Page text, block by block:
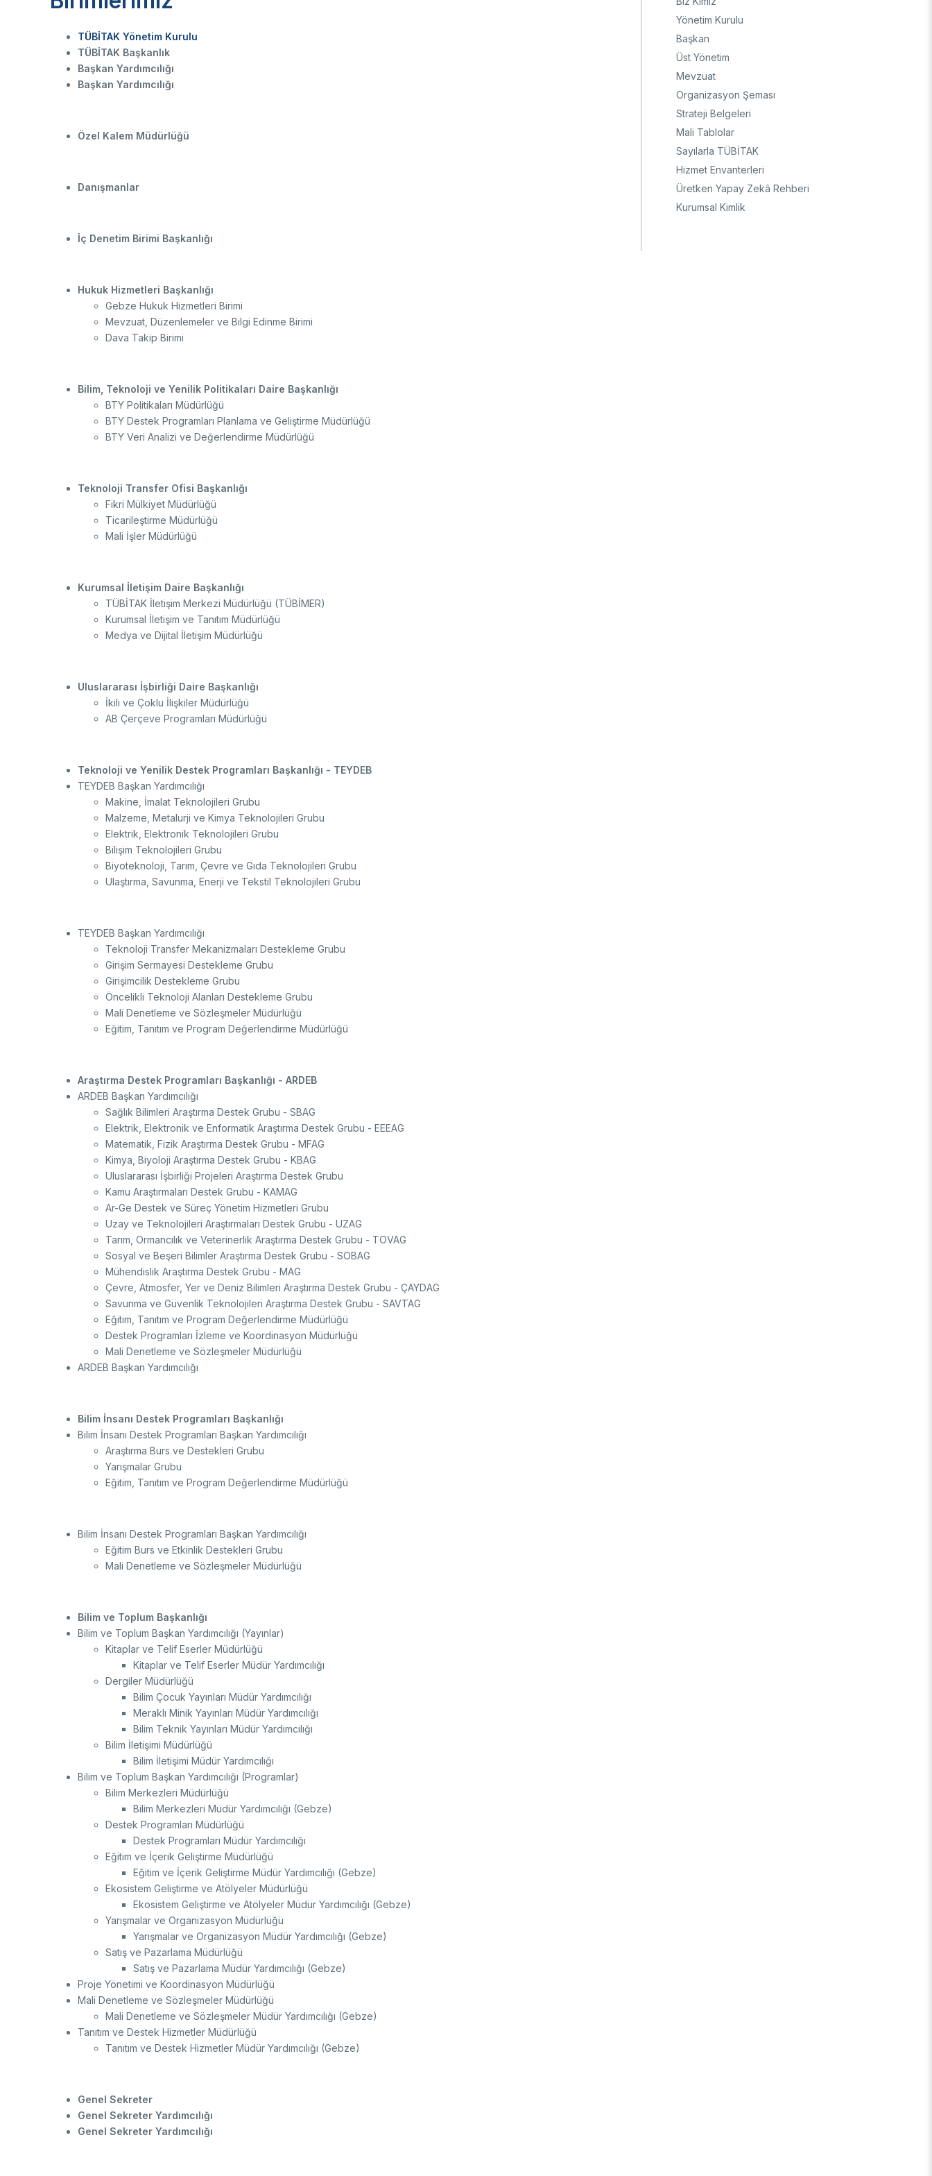
Ulusal Metroloji Enstitüsü (UME)
Uzay Teknolojileri Araştırma Enstitüsü
(UZAY)
Kutup Araştırmaları Enstitüsü (KARE)
KVKK Aydınlatma metni
TÜBİTAK Yönetim Kurulu
TÜBİTAK Başkanlık
Başkan Yardımcılığı
Başkan Yardımcılığı
Özel Kalem Müdürlüğü
Danışmanlar
İç Denetim Birimi Başkanlığı
Hukuk Hizmetleri Başkanlığı
Gebze Hukuk Hizmetleri Birimi
Mevzuat, Düzenlemeler ve Bilgi Edinme Birimi
Dava Takip Birimi
Bilim, Teknoloji ve Yenilik Politikaları Daire Başkanlığı
BTY Politikaları Müdürlüğü
BTY Destek Programları Planlama ve Geliştirme Müdürlüğü
BTY Veri Analizi ve Değerlendirme Müdürlüğü
Teknoloji Transfer Ofisi Başkanlığı
Fikri Mülkiyet Müdürlüğü
Ticarileştirme Müdürlüğü
Mali İşler Müdürlüğü
Kurumsal İletişim Daire Başkanlığı
TÜBİTAK İletişim Merkezi Müdürlüğü (TÜBİMER)
Kurumsal İletişim ve Tanıtım Müdürlüğü
Medya ve Dijital İletişim Müdürlüğü
Uluslararası İşbirliği Daire Başkanlığı
İkili ve Çoklu İlişkiler Müdürlüğü
AB Çerçeve Programları Müdürlüğü
Teknoloji ve Yenilik Destek Programları Başkanlığı - TEYDEB
TEYDEB Başkan Yardımcılığı
Makine, İmalat Teknolojileri Grubu
Malzeme, Metalurji ve Kimya Teknolojileri Grubu
Elektrik, Elektronik Teknolojileri Grubu
Bilişim Teknolojileri Grubu
Biyoteknoloji, Tarım, Çevre ve Gıda Teknolojileri Grubu
Ulaştırma, Savunma, Enerji ve Tekstil Teknolojileri Grubu
TEYDEB Başkan Yardımcılığı
Teknoloji Transfer Mekanizmaları Destekleme Grubu
Girişim Sermayesi Destekleme Grubu
Girişimcilik Destekleme Grubu
Öncelikli Teknoloji Alanları Destekleme Grubu
Mali Denetleme ve Sözleşmeler Müdürlüğü
Eğitim, Tanıtım ve Program Değerlendirme Müdürlüğü
Araştırma Destek Programları Başkanlığı - ARDEB
ARDEB Başkan Yardımcılığı
Sağlık Bilimleri Araştırma Destek Grubu - SBAG
Elektrik, Elektronik ve Enformatik Araştırma Destek Grubu - EEEAG
Matematik, Fizik Araştırma Destek Grubu - MFAG
Kimya, Biyoloji Araştırma Destek Grubu - KBAG
Uluslararası İşbirliği Projeleri Araştırma Destek Grubu
Kamu Araştırmaları Destek Grubu - KAMAG
Ar-Ge Destek ve Süreç Yönetim Hizmetleri Grubu
Uzay ve Teknolojileri Araştırmaları Destek Grubu - UZAG
Tarım, Ormancılık ve Veterinerlik Araştırma Destek Grubu - TOVAG
Sosyal ve Beşeri Bilimler Araştırma Destek Grubu - SOBAG
Mühendislik Araştırma Destek Grubu - MAG
Çevre, Atmosfer, Yer ve Deniz Bilimleri Araştırma Destek Grubu - ÇAYDAG
Savunma ve Güvenlik Teknolojileri Araştırma Destek Grubu - SAVTAG
Eğitim, Tanıtım ve Program Değerlendirme Müdürlüğü
Destek Programları İzleme ve Koordinasyon Müdürlüğü
Mali Denetleme ve Sözleşmeler Müdürlüğü
ARDEB Başkan Yardımcılığı
Bilim İnsanı Destek Programları Başkanlığı
Bilim İnsanı Destek Programları Başkan Yardımcılığı
Araştırma Burs ve Destekleri Grubu
Yarışmalar Grubu
Eğitim, Tanıtım ve Program Değerlendirme Müdürlüğü
Bilim İnsanı Destek Programları Başkan Yardımcılığı
Eğitim Burs ve Etkinlik Destekleri Grubu
Mali Denetleme ve Sözleşmeler Müdürlüğü
Bilim ve Toplum Başkanlığı
Bilim ve Toplum Başkan Yardımcılığı (Yayınlar)
Kitaplar ve Telif Eserler Müdürlüğü
Kitaplar ve Telif Eserler Müdür Yardımcılığı
Dergiler Müdürlüğü
Bilim Çocuk Yayınları Müdür Yardımcılığı
Meraklı Minik Yayınları Müdür Yardımcılığı
Bilim Teknik Yayınları Müdür Yardımcılığı
Bilim İletişimi Müdürlüğü
Bilim İletişimi Müdür Yardımcılığı
Bilim ve Toplum Başkan Yardımcılığı (Programlar)
Bilim Merkezleri Müdürlüğü
Bilim Merkezleri Müdür Yardımcılığı (Gebze)
Destek Programları Müdürlüğü
Destek Programları Müdür Yardımcılığı
Eğitim ve İçerik Geliştirme Müdürlüğü
Eğitim ve İçerik Geliştirme Müdür Yardımcılığı (Gebze)
Ekosistem Geliştirme ve Atölyeler Müdürlüğü
Ekosistem Geliştirme ve Atölyeler Müdür Yardımcılığı (Gebze)
Yarışmalar ve Organizasyon Müdürlüğü
Yarışmalar ve Organizasyon Müdür Yardımcılığı (Gebze)
Satış ve Pazarlama Müdürlüğü
Satış ve Pazarlama Müdür Yardımcılığı (Gebze)
Proje Yönetimi ve Koordinasyon Müdürlüğü
Mali Denetleme ve Sözleşmeler Müdürlüğü
Mali Denetleme ve Sözleşmeler Müdür Yardımcılığı (Gebze)
Tanıtım ve Destek Hizmetler Müdürlüğü
Tanıtım ve Destek Hizmetler Müdür Yardımcılığı (Gebze)
Genel Sekreter
Genel Sekreter Yardımcılığı
Genel Sekreter Yardımcılığı
Yönetim Kurulu
Başkan
Üst Yönetim
Mevzuat
Organizasyon Şeması
Strateji Belgeleri
Mali Tablolar
Sayılarla TÜBİTAK
Hizmet Envanterleri
Üretken Yapay Zekâ Rehberi
Kurumsal Kimlik